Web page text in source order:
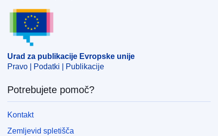
Področje
področju davkov
neposredni davek
CELEX : 52025PC0332
COMNAT : COM_2025_0332_FIN
Urad za publikacije Evropske unije
Urad za publikacije Evropske unije
Pravo | Podatki | Publikacije
Potrebujete pomoč?
Kontakt
Zemljevid spletišča